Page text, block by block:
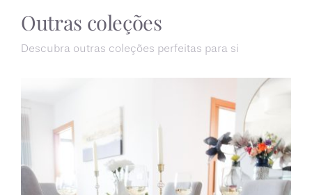
Outras coleções
Descubra outras coleções perfeitas para si